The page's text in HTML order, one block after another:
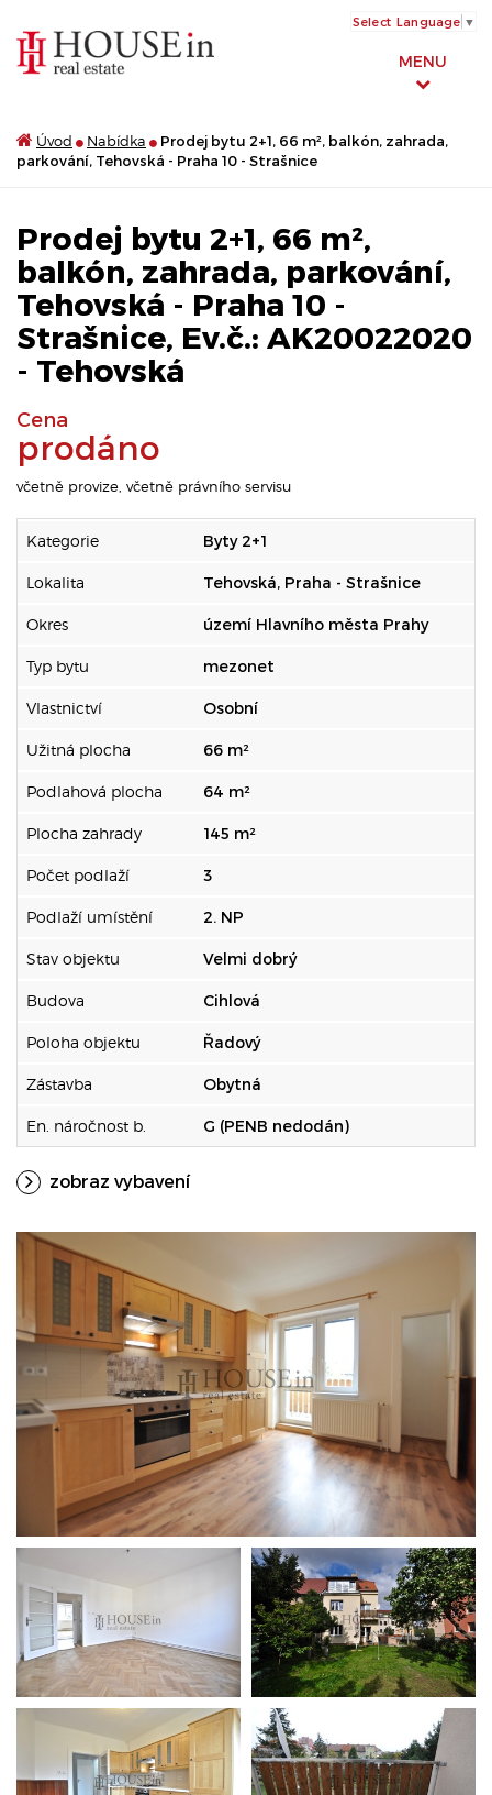
MENU
Select Language ▼
Úvod Nabídka
Prodej bytu 2+1, 66 m², balkón, zahrada,
parkování, Tehovská - Praha 10 - Strašnice
Prodej bytu 2+1, 66 m²,
balkón, zahrada, parkování,
Tehovská - Praha 10 -
Strašnice, Ev.č.: AK20022020
- Tehovská
Cena
prodáno
včetně provize, včetně právního servisu
Kategorie Byty 2+1
Lokalita Tehovská, Praha - Strašnice
Okres území Hlavního města Prahy
Typ bytu mezonet
Vlastnictví Osobní
Užitná plocha 66 m²
Podlahová plocha 64 m²
Plocha zahrady 145 m²
Počet podlaží 3
Podlaží umístění 2. NP
Stav objektu Velmi dobrý
Budova Cihlová
Poloha objektu Řadový
Zástavba Obytná
En. náročnost b. G (PENB nedodán)
zobraz vybavení